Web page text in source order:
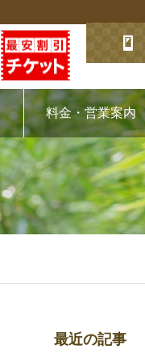
料金・営業案内
最近の記事